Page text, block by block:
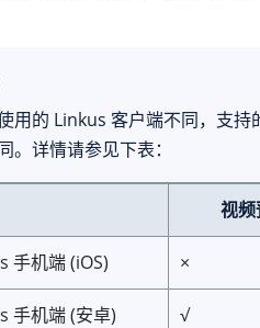
用的 Linkus 客户端不同，支持
。详情请参见下表：
视
手机端 (iOS) ×
手机端 (安卓) √